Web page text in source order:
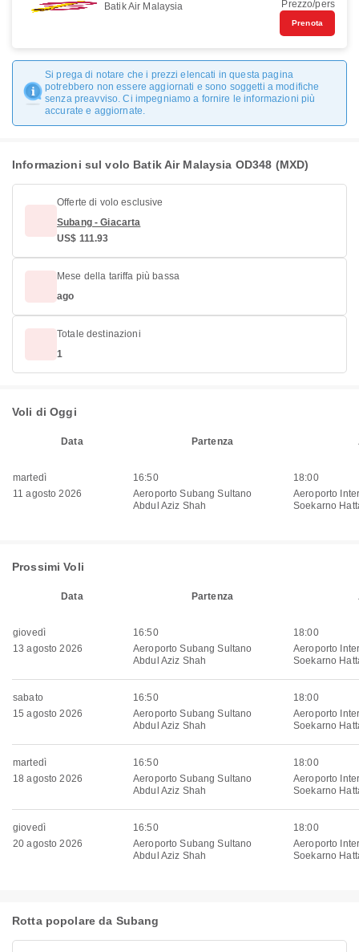
Batik Air Malaysia Prezzo/pers
Prenota
Si prega di notare che i prezzi elencati in questa pagina
potrebbero non essere aggiornati e sono soggetti a modifiche
senza preavviso. Ci impegniamo a fornire le informazioni più
accurate e aggiornate.
Informazioni sul volo Batik Air Malaysia OD348 (MXD)
Offerte di volo esclusive
Subang - Giacarta
US$ 111.93
Mese della tariffa più bassa
ago
Totale destinazioni
1
Voli di Oggi
Data Partenza
martedì
11 agosto 2026
16:50
Aeroporto Subang Sultano
Abdul Aziz Shah
18:00
Aeroporto
Soekarno
Prossimi Voli
Data Partenza
giovedì
13 agosto 2026
16:50
Aeroporto Subang Sultano
Abdul Aziz Shah
18:00
Aeroporto
Soekarno
sabato
15 agosto 2026
16:50
Aeroporto Subang Sultano
Abdul Aziz Shah
18:00
Aeroporto
Soekarno
martedì
18 agosto 2026
16:50
Aeroporto Subang Sultano
Abdul Aziz Shah
18:00
Aeroporto
Soekarno
giovedì
20 agosto 2026
16:50
Aeroporto Subang Sultano
Abdul Aziz Shah
18:00
Aeroporto
Soekarno
Rotta popolare da Subang